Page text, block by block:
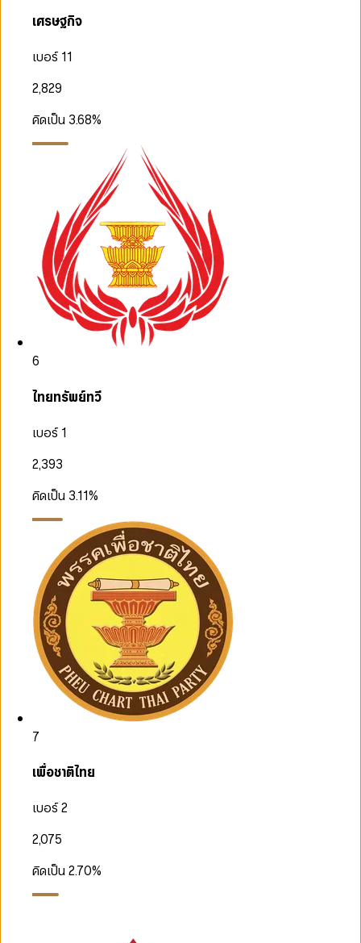
เศรษฐกิจ
เบอร์ 11
2,829
คิดเป็น 3.68%
6
ไทยทรัพย์ทวี
เบอร์ 1
2,393
คิดเป็น 3.11%
7
เพื่อชาติไทย
เบอร์ 2
2,075
คิดเป็น2.70%